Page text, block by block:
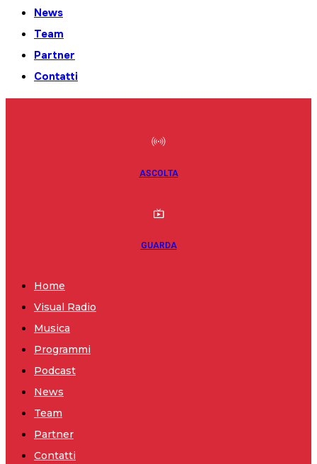
News
Team
Partner
Contatti
ASCOLTA
GUARDA
Home
Visual Radio
Musica
Programmi
Podcast
News
Team
Partner
Contatti